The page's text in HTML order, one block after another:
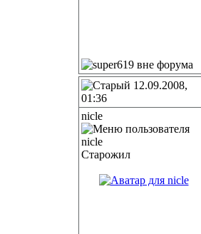
12.09.2008,
01:36
nicle
Старожил